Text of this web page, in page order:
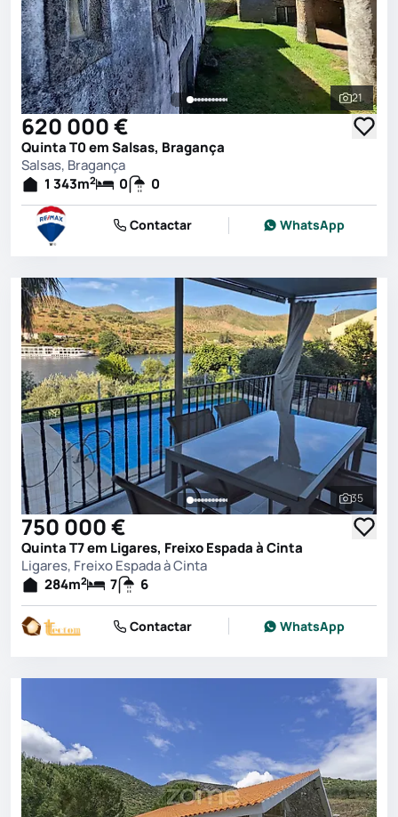
Ver
21
620 000 €
Quinta T0 em Salsas, Bragança
Salsas, Bragança
1 343m2 0 0
Contactar WhatsApp
Ver
35
750 000 €
Quinta T7 em Ligares, Freixo Espada à Cinta
Ligares, Freixo Espada à Cinta
284m2 7 6
Contactar WhatsApp